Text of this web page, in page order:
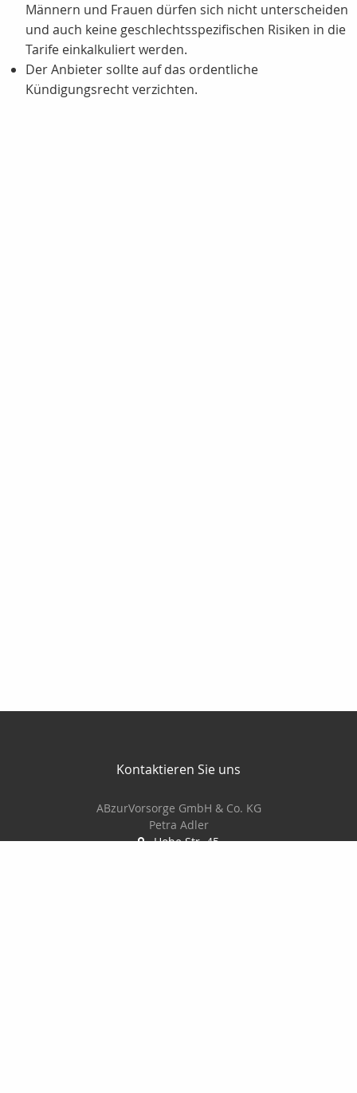
Männern und Frauen dürfen sich nicht unterscheiden
und auch keine geschlechtsspezifischen Risiken in die
Tarife einkalkuliert werden.
Der Anbieter sollte auf das ordentliche
Kündigungsrecht verzichten.
Kontaktieren Sie uns
ABzurVorsorge GmbH & Co. KG
Petra Adler
Hohe Str. 45